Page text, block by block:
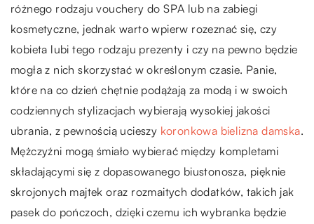
różnego rodzaju vouchery do SPA lub na zabiegi
kosmetyczne, jednak warto wpierw rozeznać się, czy
kobieta lubi tego rodzaju prezenty i czy na pewno będzie
mogła z nich skorzystać w określonym czasie. Panie,
które na co dzień chętnie podążają za modą i w swoich
codziennych stylizacjach wybierają wysokiej jakości
ubrania, z pewnością ucieszy koronkowa bielizna damska.
Mężczyźni mogą śmiało wybierać między kompletami
składającymi się z dopasowanego biustonosza, pięknie
skrojonych majtek oraz rozmaitych dodatków, takich jak
pasek do pończoch, dzięki czemu ich wybranka będzie